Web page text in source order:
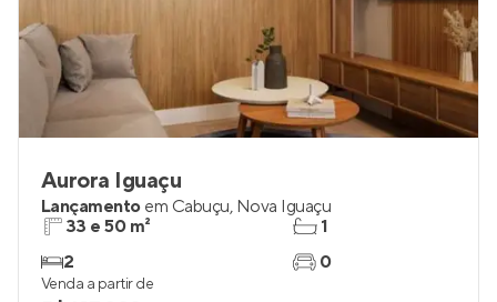
Aurora Iguaçu
Lançamento em Cabuçu, Nova Iguaçu
33 e 50 m²
2
1
0
Venda a partir de